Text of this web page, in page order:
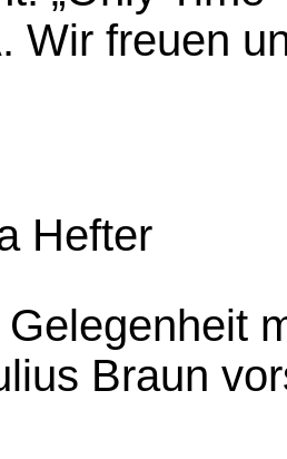
Wir freuen
Hefter
Braun